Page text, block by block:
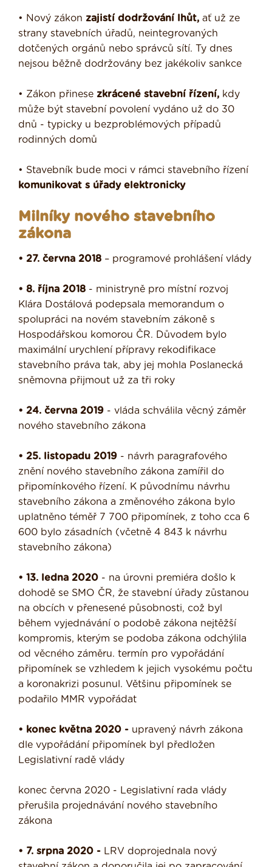
• Nový zákon zajistí dodržování lhůt, ať už ze
strany stavebních úřadů, neintegrovaných
dotčených orgánů nebo správců sítí. Ty dnes
nejsou běžně dodržovány bez jakékoliv sankce
• Zákon přinese zkrácené stavební řízení, kdy
může být stavební povolení vydáno už do 30
dnů - typicky u bezproblémových případů
rodinných domů
• Stavebník bude moci v rámci stavebního řízení
komunikovat s úřady elektronicky
Milníky nového stavebního
zákona
• 27. června 2018 – programové prohlášení vlády
• 8. října 2018 - ministryně pro místní rozvoj
Klára Dostálová podepsala memorandum o
spolupráci na novém stavebním zákoně s
Hospodářskou komorou ČR. Důvodem bylo
maximální urychlení přípravy rekodifikace
stavebního práva tak, aby jej mohla Poslanecká
sněmovna přijmout už za tři roky
• 24. června 2019 - vláda schválila věcný záměr
nového stavebního zákona
• 25. listopadu 2019 - návrh paragrafového
znění nového stavebního zákona zamířil do
připomínkového řízení. K původnímu návrhu
stavebního zákona a změnového zákona bylo
uplatněno téměř 7 700 připomínek, z toho cca 6
600 bylo zásadních (včetně 4 843 k návrhu
stavebního zákona)
• 13. ledna 2020 - na úrovni premiéra došlo k
dohodě se SMO ČR, že stavební úřady zůstanou
na obcích v přenesené působnosti, což byl
během vyjednávání o podobě zákona nejtěžší
kompromis, kterým se podoba zákona odchýlila
od věcného záměru. termín pro vypořádání
připomínek se vzhledem k jejich vysokému počtu
a koronakrizi posunul. Většinu připomínek se
podařilo MMR vypořádat
• konec května 2020 - upravený návrh zákona
dle vypořádání připomínek byl předložen
Legislativní radě vlády
konec června 2020 - Legislativní rada vlády
přerušila projednávání nového stavebního
zákona
• 7. srpna 2020 - LRV doprojednala nový